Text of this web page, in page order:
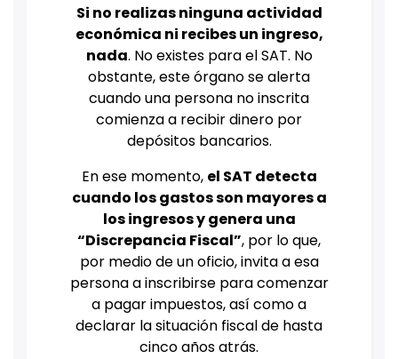
Si no realizas ninguna actividad
económica ni recibes un ingreso,
nada. No existes para el SAT. No
obstante, este órgano se alerta
cuando una persona no inscrita
comienza a recibir dinero por
depósitos bancarios.
En ese momento, el SAT detecta
cuando los gastos son mayores a
los ingresos y genera una
“Discrepancia Fiscal”, por lo que,
por medio de un oficio, invita a esa
persona a inscribirse para comenzar
a pagar impuestos, así como a
declarar la situación fiscal de hasta
cinco años atrás.